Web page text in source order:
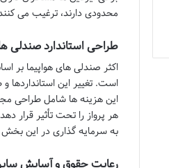
محدودی دارند، ترغیب می
طراحی استاندارد صندلی ها
اکثر صندلی های هواپیما بر
است. تغییر این
این هزینه ها شامل طراحی
هر پرواز را تحت تأثیر قرار
به سرمایه گذاری در این
رعایت حقوق و آسایش